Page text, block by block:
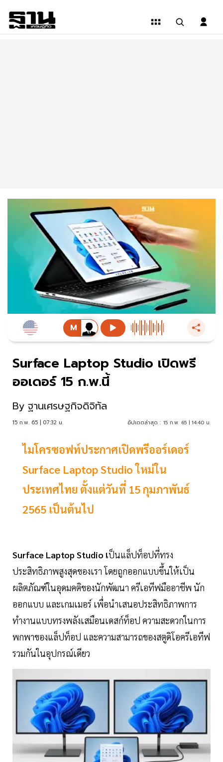
Surface Laptop Studio เปิดพรี
ออเดอร์ 15 ก.พ.นี้
By ฐานเศรษฐกิจดิจิทัล
15 ก.พ. 65 | 07:32 น. อัปเดตล่าสุด : 15 ก.พ. 65 | 14:40 น.
ไมโครซอฟท์ประกาศเปิดพรีออร์เดอร์
Surface Laptop Studio ใหม่ใน
ประเทศไทย ตั้งแต่วันที่ 15 กุมภาพันธ์
2565 เป็นต้นไป
Surface Laptop Studio เป็นแล็ปท็อปที่ทรง
ประสิทธิภาพสูงสุดของเรา โดยถูกออกแบบขึ้นให้เป็น
ผลิตภัณฑ์ในอุดมคติของนักพัฒนา ครีเอทีฟมืออาชีพ นัก
ออกแบบ และเกมเมอร์ เพื่อนำเสนอประสิทธิภาพการ
ทำงานแบบทรงพลังเสมือนเดสก์ท็อป ความสะดวกในการ
พกพาของแล็ปท็อป และความสามารถของสตูดิโอครีเอทีฟ
รวมกันในอุปกรณ์เดียว